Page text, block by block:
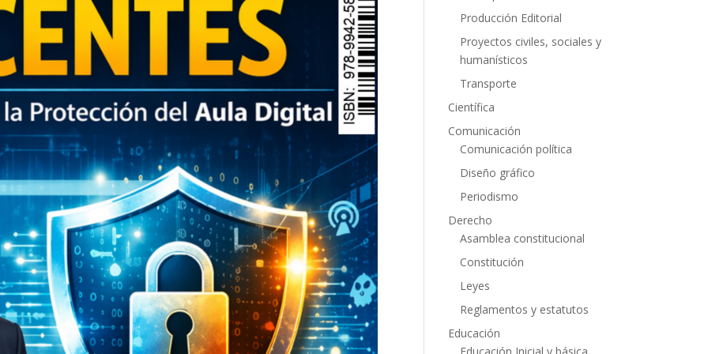
Producción Editorial
Proyectos civiles, sociales y
humanísticos
Transporte
Científica
Comunicación
Comunicación política
Diseño gráfico
Periodismo
Derecho
Asamblea constitucional
Constitución
Leyes
Reglamentos y estatutos
Educación